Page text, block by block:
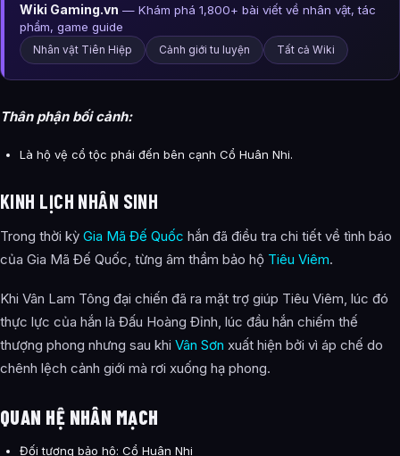
Wiki Gaming.vn — Khám phá 1,800+ bài viết về nhân vật, tác
phẩm, game guide
Nhân vật Tiên Hiệp Cảnh giới tu luyện Tất cả Wiki
Thân phận bối cảnh:
Là hộ vệ cổ tộc phái đến bên cạnh Cổ Huân Nhi.
KINH LỊCH NHÂN SINH
Trong thời kỳ Gia Mã Đế Quốc hắn đã điều tra chi tiết về tình báo
của Gia Mã Đế Quốc, từng âm thầm bảo hộ Tiêu Viêm.
Khi Vân Lam Tông đại chiến đã ra mặt trợ giúp Tiêu Viêm, lúc đó
thực lực của hắn là Đấu Hoàng Đỉnh, lúc đầu hắn chiếm thế
thượng phong nhưng sau khi Vân Sơn xuất hiện bởi vì áp chế do
chênh lệch cảnh giới mà rơi xuống hạ phong.
QUAN HỆ NHÂN MẠCH
Đối tượng bảo hộ: Cổ Huân Nhi